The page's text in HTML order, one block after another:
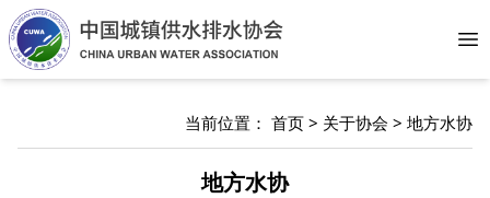
当前位置： 首页 > 关于协会 > 地方水协
地方水协